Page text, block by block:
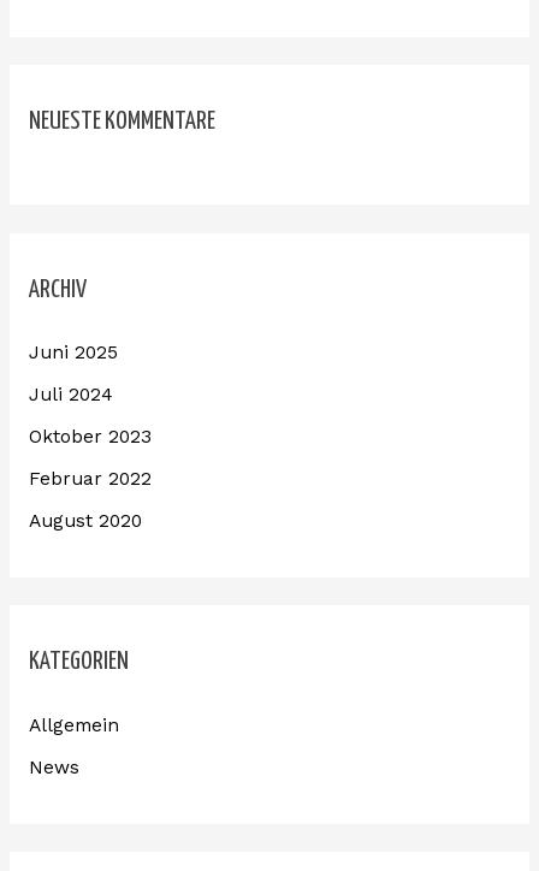
NEUESTE KOMMENTARE
ARCHIV
Juni 2025
Juli 2024
Oktober 2023
Februar 2022
August 2020
KATEGORIEN
Allgemein
News